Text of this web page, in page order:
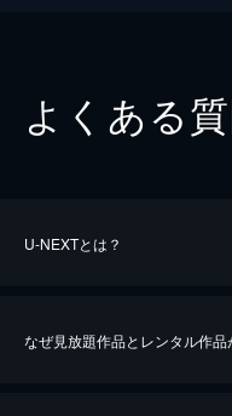
よくある
U-NEXTとは？
なぜ見放題作品とレンタル作品